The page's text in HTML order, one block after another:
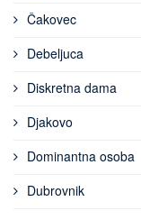
Čakovec
Debeljuca
Diskretna dama
Djakovo
Dominantna osoba
Dubrovnik